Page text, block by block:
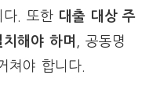
다. 또한 대출 대상 주
해야 하며
, 공동명
쳐야 합니다.